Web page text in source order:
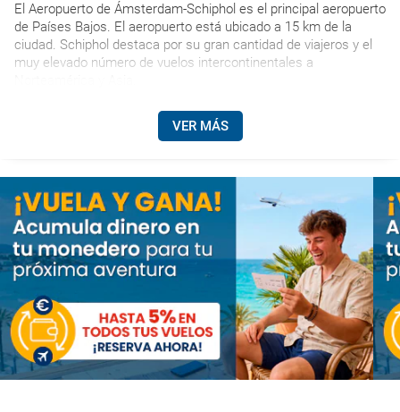
El Aeropuerto de Ámsterdam-Schiphol es el principal aeropuerto
de Países Bajos. El aeropuerto está ubicado a 15 km de la
ciudad. Schiphol destaca por su gran cantidad de viajeros y el
muy elevado número de vuelos intercontinentales a
VER MÁS